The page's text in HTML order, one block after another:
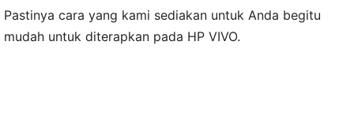
Pastinya cara yang kami sediakan untuk Anda begitu
mudah untuk diterapkan pada HP VIVO.